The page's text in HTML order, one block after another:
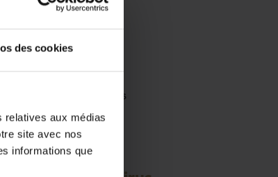
des cookies
relatives aux médias
site avec nos
informations que
un traitement
maladie virale. Les